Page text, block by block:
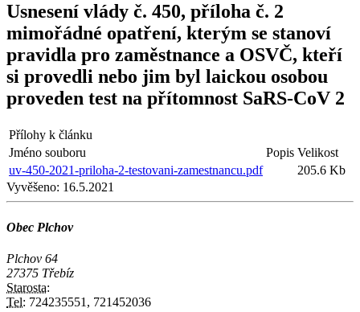
Usnesení vlády č. 450, příloha č. 2
mimořádné opatření, kterým se stanoví
pravidla pro zaměstnance a OSVČ, kteří
si provedli nebo jim byl laickou osobou
proveden test na přítomnost SaRS-CoV 2
Přílohy k článku
Jméno souboru
Popis Velikost
uv-450-2021-priloha-2-testovani-zamestnancu.pdf
205.6 Kb
Vyvěšeno: 16.5.2021
Obec Plchov
Plchov 64
27375 Třebíz
Starosta:
Tel: 724235551, 721452036